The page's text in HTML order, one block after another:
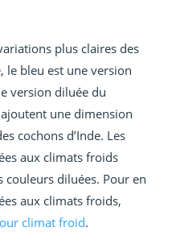
plus claires des
le bleu est une version
version diluée du
une dimension
cochons d’Inde. Les
aux climats froids
couleurs diluées. Pour en
aux climats froids,
climat froid.